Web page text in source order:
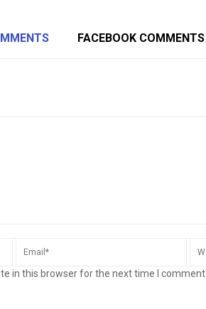
FACEBOOK COMMENTS
in this browser for the next time I comment.